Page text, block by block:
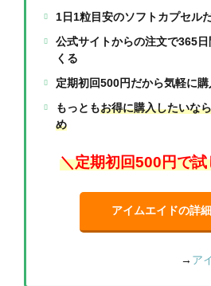
1日1粒目安のソフトカプセル
公式サイトからの注文で365
くる
定期初回500円だから気軽に購
もっともお得に購入したいなら
め
＼定期初回500円で
アイムエイドの詳
→ ア